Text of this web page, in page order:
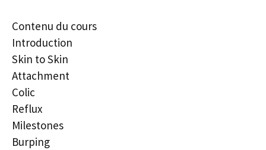
Contenu du cours
Introduction
Skin to Skin
Attachment
Colic
Reflux
Milestones
Burping